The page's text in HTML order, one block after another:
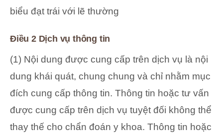
biểu đạt trái với lẽ thường
Điều 2 Dịch vụ thông tin
(1) Nội dung được cung cấp trên dịch vụ là nội
dung khái quát, chung chung và chỉ nhằm mục
đích cung cấp thông tin. Thông tin hoặc tư vấn
được cung cấp trên dịch vụ tuyệt đối không thể
thay thế cho chẩn đoán y khoa. Thông tin hoặc